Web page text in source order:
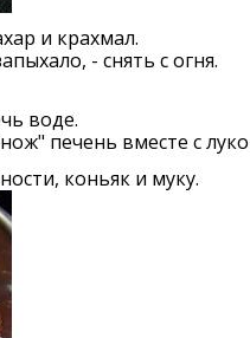
и крахмал.
- снять с огня.
воде.
печень вместе с
коньяк и муку.